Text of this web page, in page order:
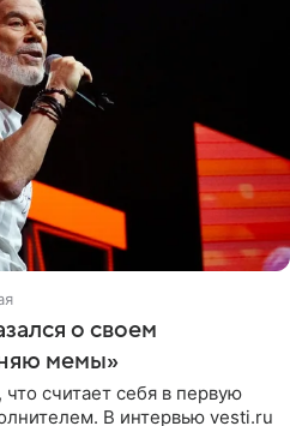
о своем
мемы»
считает себя в первую
В интервью vesti.ru